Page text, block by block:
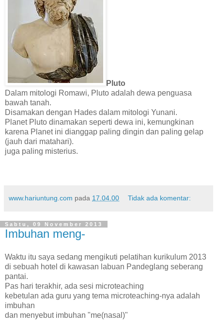
Pluto
Dalam mitologi Romawi, Pluto adalah dewa penguasa
bawah tanah.
Disamakan dengan Hades dalam mitologi Yunani.
Planet Pluto dinamakan seperti dewa ini, kemungkinan
karena Planet ini dianggap paling dingin dan paling gelap
(jauh dari matahari).
juga paling misterius.
www.hariuntung.com pada 17.04.00 Tidak ada komentar:
Sabtu, 09 November 2013
Imbuhan meng-
Waktu itu saya sedang mengikuti pelatihan kurikulum 2013
di sebuah hotel di kawasan labuan Pandeglang seberang
pantai.
Pas hari terakhir, ada sesi microteaching
kebetulan ada guru yang tema microteaching-nya adalah
imbuhan
dan menyebut imbuhan "me(nasal)"